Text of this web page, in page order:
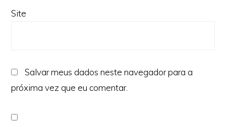
Site
Salvar meus dados neste navegador para a
próxima vez que eu comentar.